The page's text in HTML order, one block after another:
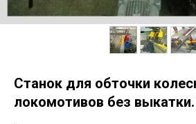
Станок для обточки
локомотивов без